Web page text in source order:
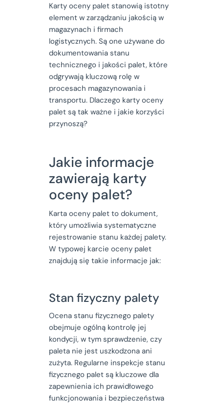
Karty oceny palet stanowią istotny
element w zarządzaniu jakością w
magazynach i firmach
logistycznych. Są one używane do
dokumentowania stanu
technicznego i jakości palet, które
odgrywają kluczową rolę w
procesach magazynowania i
transportu. Dlaczego karty oceny
palet są tak ważne i jakie korzyści
przynoszą?
Jakie informacje
zawierają karty
oceny palet?
Karta oceny palet to dokument,
który umożliwia systematyczne
rejestrowanie stanu każdej palety.
W typowej karcie oceny palet
znajdują się takie informacje jak:
Stan fizyczny palety
Ocena stanu fizycznego palety
obejmuje ogólną kontrolę jej
kondycji, w tym sprawdzenie, czy
paleta nie jest uszkodzona ani
zużyta. Regularne inspekcje stanu
fizycznego palet są kluczowe dla
zapewnienia ich prawidłowego
funkcjonowania i bezpieczeństwa